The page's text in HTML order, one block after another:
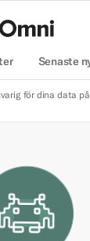
Senaste
för dina data